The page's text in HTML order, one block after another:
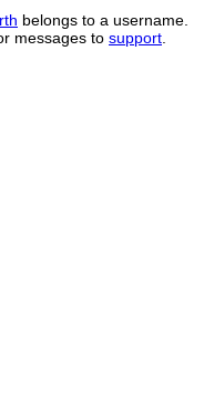
belongs to a username.
messages to support